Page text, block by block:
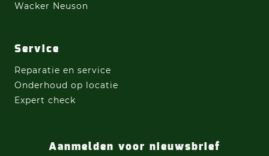
Wacker Neuson
Service
Reparatie en service
Onderhoud op locatie
Expert check
Aanmelden voor nieuwsbrief